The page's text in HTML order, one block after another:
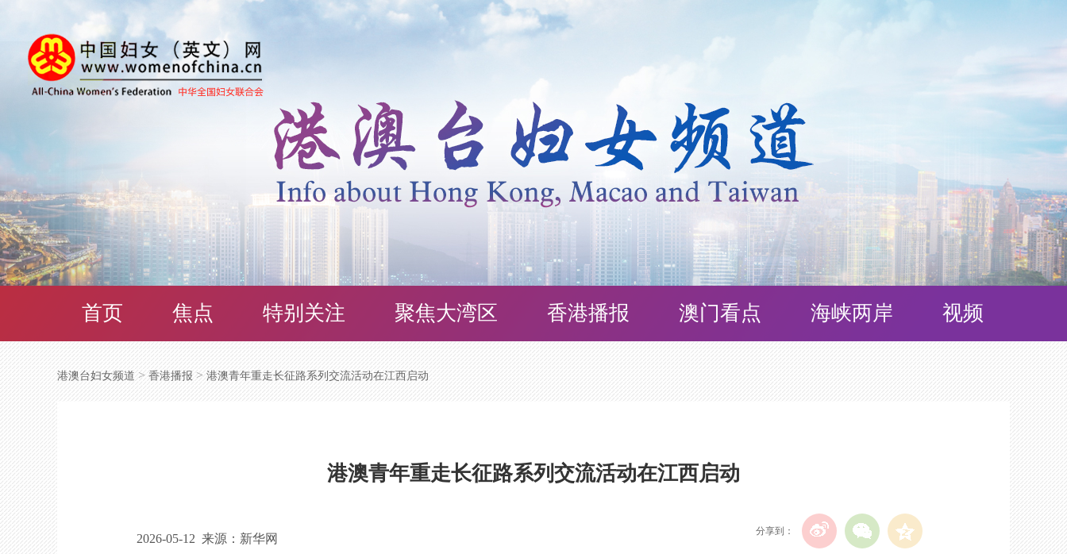
首页 焦点 特别关注 聚焦大湾区 香港播报 澳门看点 海峡两岸 视频
港澳台妇女频道>香港播报 > 港澳青年重走长征路系列交流活动在江西启动
港澳青年重走长征路系列交流活动在江西启动
2026-05-12 来源：新华网
分享到：